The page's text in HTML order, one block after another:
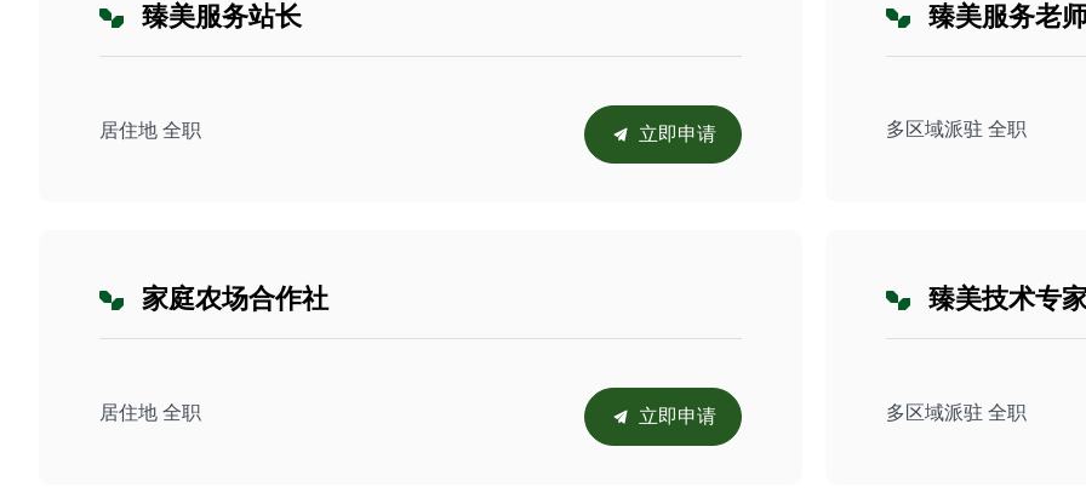
臻美服务站长
居住地 全职 끔 立即申请 多区域派驻 全职
臻美服务老
居住地 全职 끔 立即申请
家庭农场合作社
多区域派驻 全职
臻美技术专